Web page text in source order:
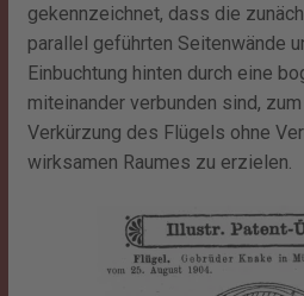
gekennzeichnet, dass die
parallel geführten Seitenwände
Einbuchtung hinten durch eine
miteinander verbunden sind,
Verkürzung des Flügels ohne
wirksamen Raumes zu erzielen.